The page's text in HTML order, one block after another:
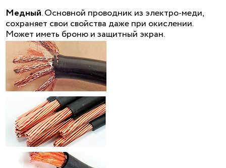
Медный. Основной проводник из электро-меди,
сохраняет свои свойства даже при окислении.
Может иметь броню и защитный экран.